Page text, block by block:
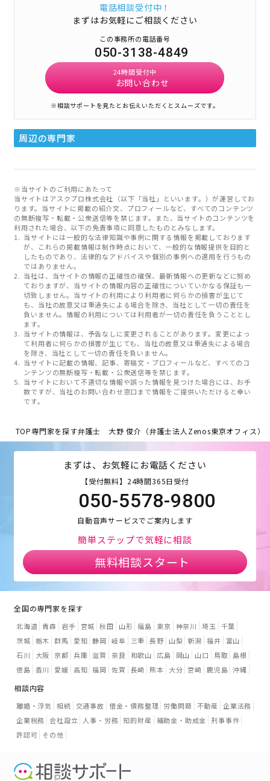
電話相談受付中！
まずはお気軽にご相談ください
この事務所の電話番号
050-3138-4849
24時間受付中
お問い合わせ
※相談サポートを見たとお伝えいただくとスムーズです。
周辺の専門家
※当サイトのご利用にあたって
当サイトはアスクプロ株式会社（以下「当社」といいます。）が運営してお
ります。当サイトに掲載の紹介文、プロフィールなど、すべてのコンテンツ
の無断複写・転載・公衆送信等を禁じます。また、当サイトのコンテンツを
利用された場合、以下の免責事項に同意したものとみなします。
当サイトには一般的な法律知識や事例に関する情報を掲載しております
が、これらの掲載情報は制作時点において、一般的な情報提供を目的と
したものであり、法律的なアドバイスや個別の事例への適用を行うもの
ではありません。
当社は、当サイトの情報の正確性の確保、最新情報への更新などに努め
ておりますが、当サイトの情報内容の正確性についていかなる保証も一
切致しません。当サイトの利用により利用者に何らかの損害が生じて
も、当社の故意又は重過失による場合を除き、当社として一切の責任を
負いません。情報の利用については利用者が一切の責任を負うこととし
ます。
当サイトの情報は、予告なしに変更されることがあります。変更によっ
て利用者に何らかの損害が生じても、当社の故意又は重過失による場合
を除き、当社として一切の責任を負いません。
当サイトに記載の情報、記事、寄稿文・プロフィールなど、すべてのコ
ンテンツの無断複写・転載・公衆送信等を禁じます。
当サイトにおいて不適切な情報や誤った情報を見つけた場合には、お手
数ですが、当社のお問い合わせ窓口まで情報をご提供いただけると幸い
です。
TOP専門家を探す弁護士 大野 俊介（弁護士法人Zenos東京オフィス）
まずは、お気軽にお電話ください
【受付無料】24時間365日受付
050-5578-9800
自動音声サービスでご案内します
簡単ステップで気軽に相談
無料相談スタート
全国の専門家を探す
北海道 青森 岩手 宮城 秋田 山形 福島 東京 神奈川 埼玉
千葉
茨城 栃木 群馬 愛知 静岡 岐阜 三重 長野 山梨 新潟 福井
富山
石川
大阪 京都 兵庫 滋賀 奈良 和歌山 広島 岡山 山口 鳥取
島根
徳島 香川 愛媛 高知 福岡 佐賀 長崎 熊本 大分 宮崎 鹿児島 沖縄
相談内容
離婚・浮気 相続 交通事故 借金・債務整理 労働問題 不動産 企業法務
企業税務 会社設立 人事・労務 知的財産 補助金・助成金 刑事事件
許認可 その他